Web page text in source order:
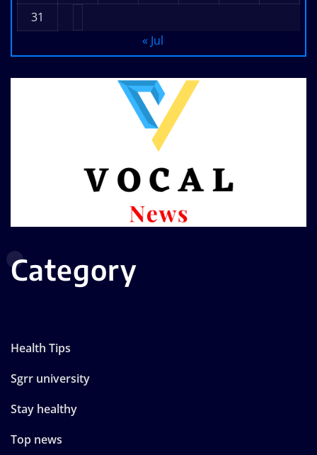
31
« Jul
Category
Health Tips
Sgrr university
Stay healthy
Top news